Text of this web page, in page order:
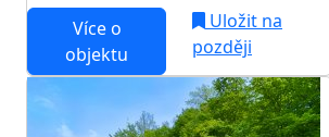
Více o
objektu
Uložit na
později